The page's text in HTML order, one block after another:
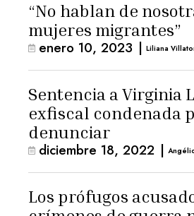
“No hablan de
mujeres migrantes”
enero 10, 2023 | Liliana
Sentencia a Virginia
exfiscal condenada
denunciar
diciembre 18, 2022 |
Los prófugos